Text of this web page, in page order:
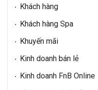
Khách hàng
Khách hàng Spa
Khuyến mãi
Kinh doanh bán lẻ
Kinh doanh FnB Online